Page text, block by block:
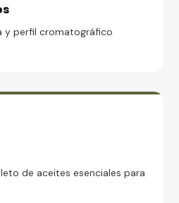
y perfil cromatográfico
de aceites esenciales para